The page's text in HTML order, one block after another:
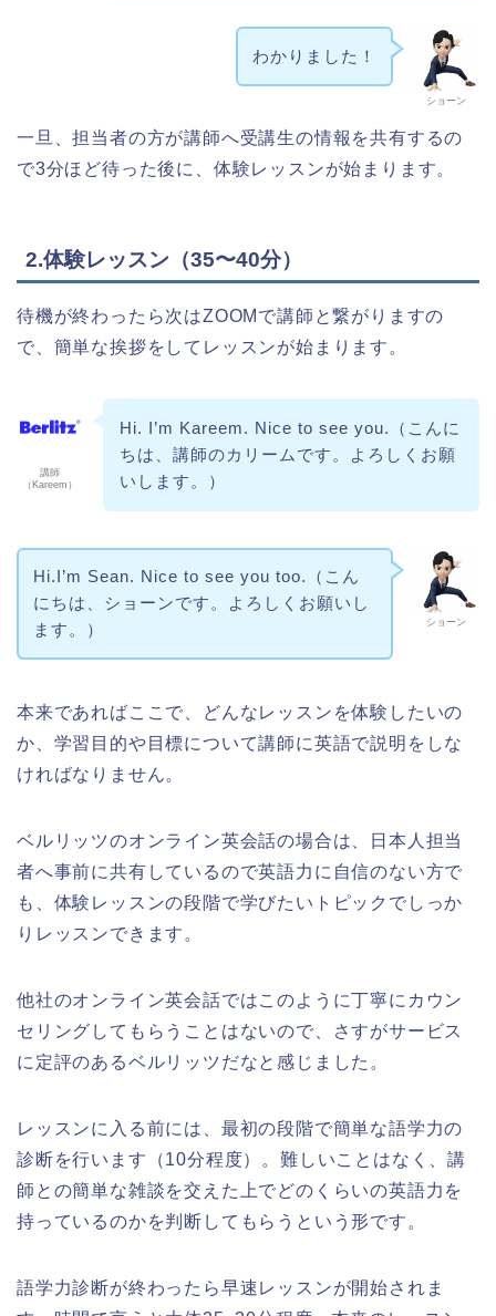
ショーン
わかりました！
一旦、担当者の方が講師へ受講生の情報を共有するの
で3分ほど待った後に、体験レッスンが始まります。
2.体験レッスン（35〜40分）
待機が終わったら次はZOOMで講師と繋がりますの
で、簡単な挨拶をしてレッスンが始まります。
講師
（Kareem）
Hi. I’m Kareem. Nice to see you.（こんに
ちは、講師のカリームです。よろしくお願
いします。）
ショーン
Hi.I’m Sean. Nice to see you too.（こん
にちは、ショーンです。よろしくお願いし
ます。）
本来であればここで、どんなレッスンを体験したいの
か、学習目的や目標について講師に英語で説明をしな
ければなりません。
ベルリッツのオンライン英会話の場合は、日本人担当
者へ事前に共有しているので英語力に自信のない方で
も、体験レッスンの段階で学びたいトピックでしっか
りレッスンできます。
他社のオンライン英会話ではこのように丁寧にカウン
セリングしてもらうことはないので、さすがサービス
に定評のあるベルリッツだなと感じました。
レッスンに入る前には、最初の段階で簡単な語学力の
診断を行います（10分程度）。難しいことはなく、講
師との簡単な雑談を交えた上でどのくらいの英語力を
持っているのかを判断してもらうという形です。
語学力診断が終わったら早速レッスンが開始されま